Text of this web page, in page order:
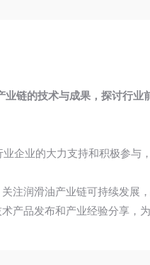
链的技术与成果，探讨行业
企业的大力支持和积极参与
注润滑油产业链可持续发展
产品发布和产业经验分享，